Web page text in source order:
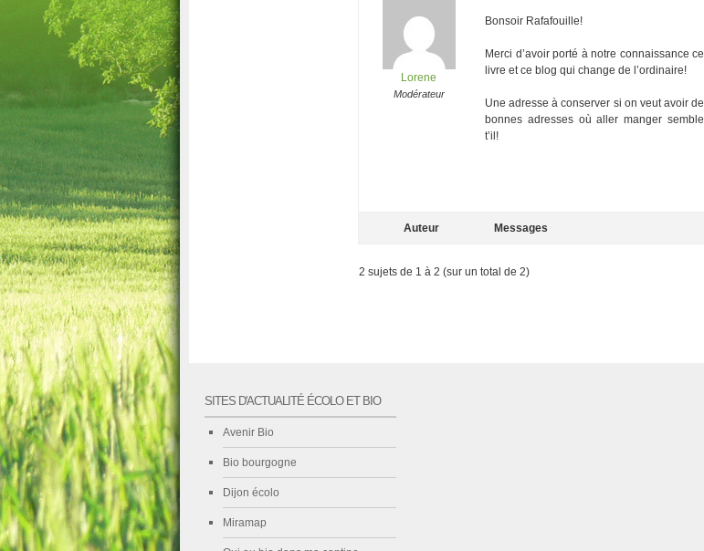
Lorene
Modérateur
Bonsoir Rafafouille!
Merci d’avoir porté à notre connaissance ce
livre et ce blog qui change de l’ordinaire!
Une adresse à conserver si on veut avoir de
bonnes adresses où aller manger semble
t’il!
Auteur Messages
2 sujets de 1 à 2 (sur un total de 2)
SITES D'ACTUALITÉ ÉCOLO ET BIO
Avenir Bio
Bio bourgogne
Dijon écolo
Miramap